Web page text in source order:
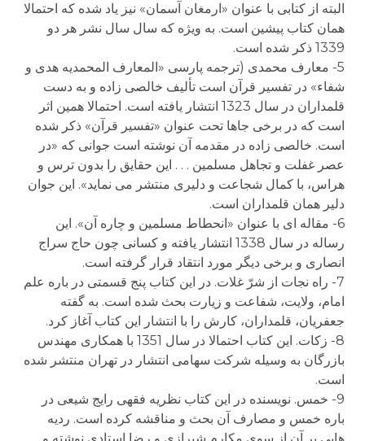
البته از کتابی با عنوان «ارمغان آسمان» نیز یاد شده که احتمالا
همان کتاب پیشین است. به ویژه که سال سال نشر هر دو
1339 ذکر شده است.
5- معارف محمدی (ترجمه پارسی «المعارف المحمدیه هدی و
شفاء» در تفسیر قرآن است تألیف خالصی زاده و به دست
قلمداران در سال 1323 انتشار یافته است. احتمالا همین اثر
است که در برخی جاها تحت عنوان «تفسیر قرآن» ذکر شده
است. خالصی زاده در مقدمه آن نوشته است جوانی که «در
عصر غفلت و تجاهل مسلمین . . . این حقایق را بدون ترس و
هراس، با کمال شجاعت و دلیری منتشر می نماید». این جوان
دلیر همان قلمداران است.
6- مقاله ای با عنوان «انحطاط مسلمین و چاره آن». این
رساله در سال 1338 انتشار یافته و کسانی چون حاج سراج
انصاری و برخی دیگر مورد انتقاد قرار گرفته است.
7- راه نجات از شرّ غلات. در این کتاب پنج قسمتی در باره علم
امام، ولایت، شفاعت و زیارت بحث شده است. به گفته
جعفریان، قلمداران، کارش را با انتشار این کتاب آغاز کرد.
8- زکات. این کتاب احتمالا در سال 1351 با همکاری مهندس
بازرگان به وسیله شرکت سهامی انتشار در تهران منتشر شده
است.
9- خمس. نویسنده در این کتاب نظریه فقهی رایج شیعی در
باره خمس و مصارف آن بحث و مناقشه کرده است. ردیه